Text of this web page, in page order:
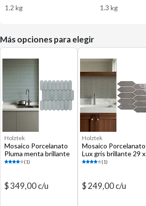
1.2 kg 1.3 kg
Más opciones para elegir
Holztek
Mosaico Porcelanato
Pluma menta brillante
28 x 29 cm
(1)
$ 349,00 c/u
Holztek
Mosaico Porcelanato
Lux gris brillante 29 x
32 cm (1)
$ 249,00 c/u